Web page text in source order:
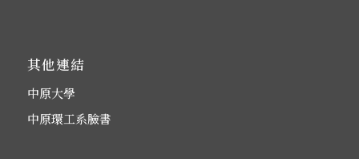
其他連結
中原大學
中原環工系臉書